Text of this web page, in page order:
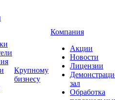
Крупному
бизнесу
Компания
Акции
Новости
Лицензии
зал
Обработка